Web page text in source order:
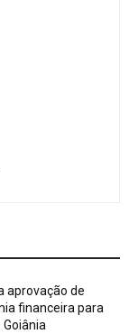
aprovação de
financeira para